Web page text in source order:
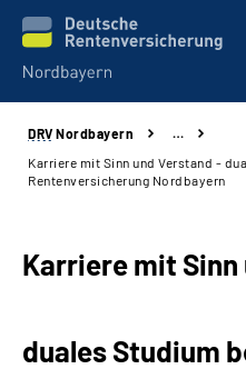
Online-Services
Beratung und Kontakt
DRV Nordbayern
…
Karriere mit Sinn und Verstand -
Rentenversicherung Nordbayern
Karriere mit Sinn
duales Studium